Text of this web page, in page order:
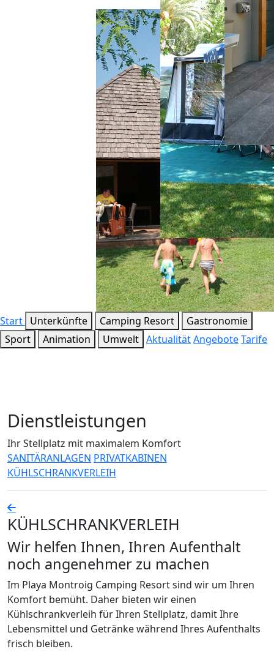
Start Unterkünfte Camping Resort
Gastronomie
Sport
Animation Umwelt AktualitätAngeboteTarife
Dienstleistungen
Ihr Stellplatz mit maximalem Komfort
SANITÄRANLAGEN PRIVATKABINEN
KÜHLSCHRANKVERLEIH
KÜHLSCHRANKVERLEIH
Wir helfen Ihnen, Ihren Aufenthalt
noch angenehmer zu machen
Im Playa Montroig Camping Resort sind wir um Ihren
Komfort bemüht. Daher bieten wir einen
Kühlschrankverleih für Ihren Stellplatz, damit Ihre
Lebensmittel und Getränke während Ihres Aufenthalts
frisch bleiben.